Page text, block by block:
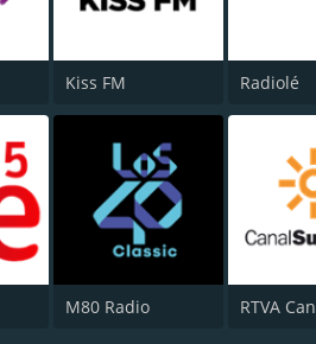
Kiss FM Radiolé
M80 Radio